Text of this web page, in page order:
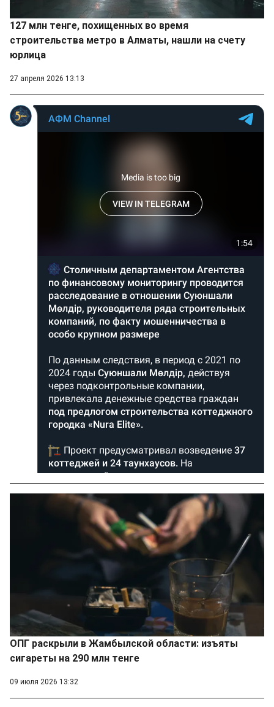
127 млн тенге, похищенных во время
строительства метро в Алматы, нашли на счету
юрлица
27 апреля 2026 13:13
ОПГ раскрыли в Жамбылской области: изъяты
сигареты на 290 млн тенге
09 июля 2026 13:32